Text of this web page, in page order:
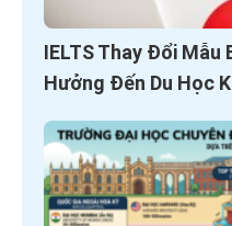
IELTS Thay Đổi Mẫu
Hưởng Đến Du Học